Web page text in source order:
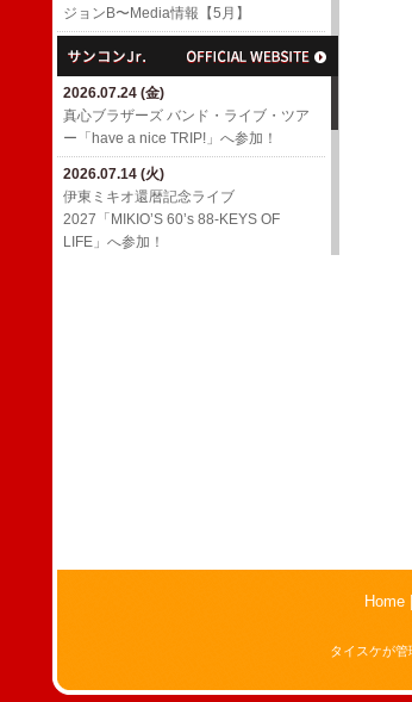
3/8(日)「TOKYO GUITAR JAMBOREE
2026.02.10 (火)
ROOTS66で「The Covers' Fes. 2026」
2026.02.01 (日)
YouTube「上田禎的音楽史 vol.1」に出
演！
2026.04.23 (木)
ウルフルケイスケ生配信番組「マジカ
ルチェインTV」4月号！
2026.04.16 (木)
​ウルフルケイスケ〜MEDIA情報【4月】
(〜4/16更新)
2026.03.24 (火)
ウルフルケイスケ生配信番組「マジカ
ルチェインTV」3月号！
ジョンB〜Media情報【5月】
2026.04.19 (日)
2026.03.16 (月)
ジョンB〜Media情報【3月】
2026.02.15 (日)
ジョンB〜Media情報【2月】
2026.01.19 (月)
ジョンB〜Media情報【1月】
2026.07.24 (金)
​真心ブラザーズ バンド・ライブ・ツア
ー「have a nice TRIP!」へ参加！
2026.07.14 (火)
伊東ミキオ還暦記念ライブ
2027「MIKIO’S 60’s 88-KEYS OF
LIFE」へ参加！
刊TANCON」を公開！
Home|
タイスケが